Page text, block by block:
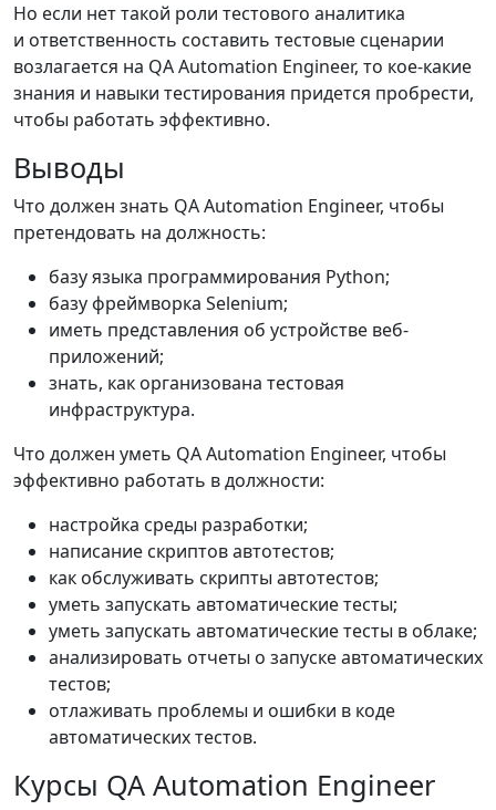
Но если нет такой роли тестового аналитика
и ответственность составить тестовые сценарии
возлагается на QA Automation Engineer, то кое-какие
знания и навыки тестирования придется пробрести,
чтобы работать эффективно.
Выводы
Что должен знать QA Automation Engineer, чтобы
претендовать на должность:
базу языка программирования Python;
базу фреймворка Selenium;
иметь представления об устройстве веб-
приложений;
знать, как организована тестовая
инфраструктура.
Что должен уметь QA Automation Engineer, чтобы
эффективно работать в должности:
настройка среды разработки;
написание скриптов автотестов;
как обслуживать скрипты автотестов;
уметь запускать автоматические тесты;
уметь запускать автоматические тесты в облаке;
анализировать отчеты о запуске автоматических
тестов;
отлаживать проблемы и ошибки в коде
автоматических тестов.
Курсы QA Automation Engineer